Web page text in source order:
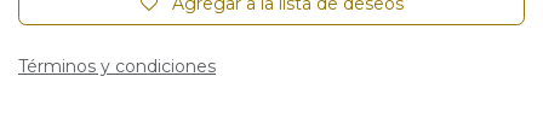
Términos y condiciones